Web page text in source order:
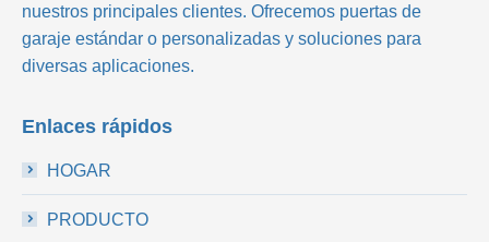
nuestros principales clientes. Ofrecemos puertas de
garaje estándar o personalizadas y soluciones para
diversas aplicaciones.
Enlaces rápidos
HOGAR
PRODUCTO